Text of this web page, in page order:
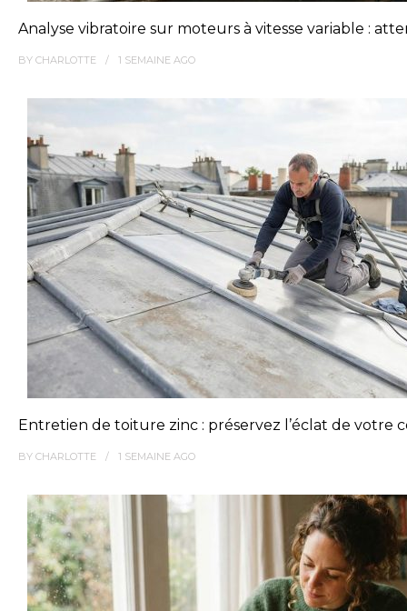
Analyse vibratoire sur moteurs à vitesse variable :
BY CHARLOTTE 1 SEMAINE AGO
Entretien de toiture zinc : préservez l’éclat de votre
BY CHARLOTTE 1 SEMAINE AGO